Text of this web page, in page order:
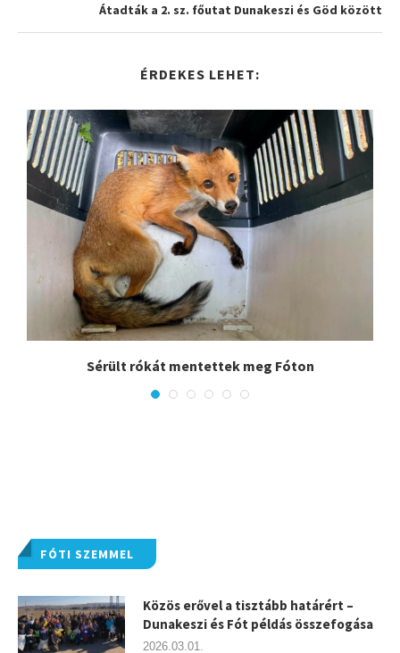
Átadták a 2. sz. főutat Dunakeszi és Göd között
ÉRDEKES LEHET:
Sérült rókát mentettek meg Fóton
FÓTI SZEMMEL
Közös erővel a tisztább határért –
Dunakeszi és Fót példás összefogása
2026.03.01.